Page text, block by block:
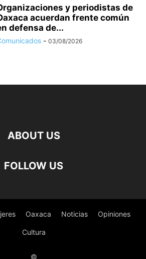
y periodistas de
acuerdan frente común
defensa de...
- 03/08/2026
ABOUT US
FOLLOW US
Oaxaca Noticias Opiniones
Cultura
©